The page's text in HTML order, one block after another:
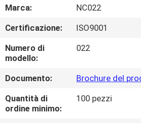
SU
DI
NOI
VISITA
ALLA
FABBRICA
Marca:
NC022
Certificazione:
ISO9001
Numero di
modello:
022
Documento:
Brochure del
Quantità di
ordine minimo:
100 pezzi